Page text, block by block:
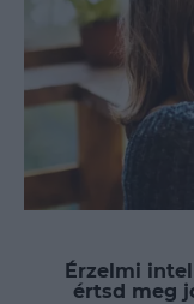
Érzelmi
értsd meg